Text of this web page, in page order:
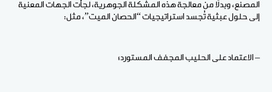
المصنع، وبدلًا من معالجة هذه المشكلة الجوهرية، لجأت الجهات المعنية
إلى حلول عبثية تُجسد استراتيجيات “الحصان الميت”، مثل:
– الاعتماد على الحليب المجفف المستورد؛